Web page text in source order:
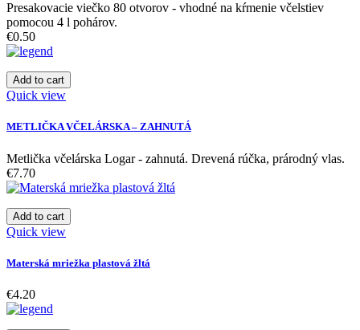
Presakovacie viečko 80 otvorov - vhodné na kŕmenie včelstiev
pomocou 4 l pohárov.
€0.50
Add to cart
Quick view
METLIČKA VČELÁRSKA – ZAHNUTÁ
Metlička včelárska Logar - zahnutá. Drevená rúčka, prárodný vlas.
€7.70
Add to cart
Quick view
Materská mriežka plastová žltá
€4.20